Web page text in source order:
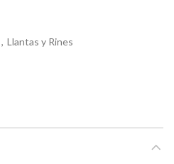
, Llantas y Rines